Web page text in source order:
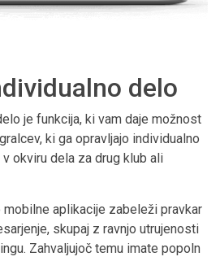
delo
je funkcija, ki vam daje možnost
ki ga opravljajo individualno
okviru dela za drug klub ali
aplikacije zabeleži pravkar
skupaj z ravnjo utrujenosti
Zahvaljujoč temu imate popoln